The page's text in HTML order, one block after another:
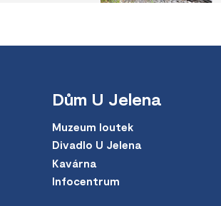
Dům U Jelena
Muzeum loutek
Divadlo U Jelena
Kavárna
Infocentrum